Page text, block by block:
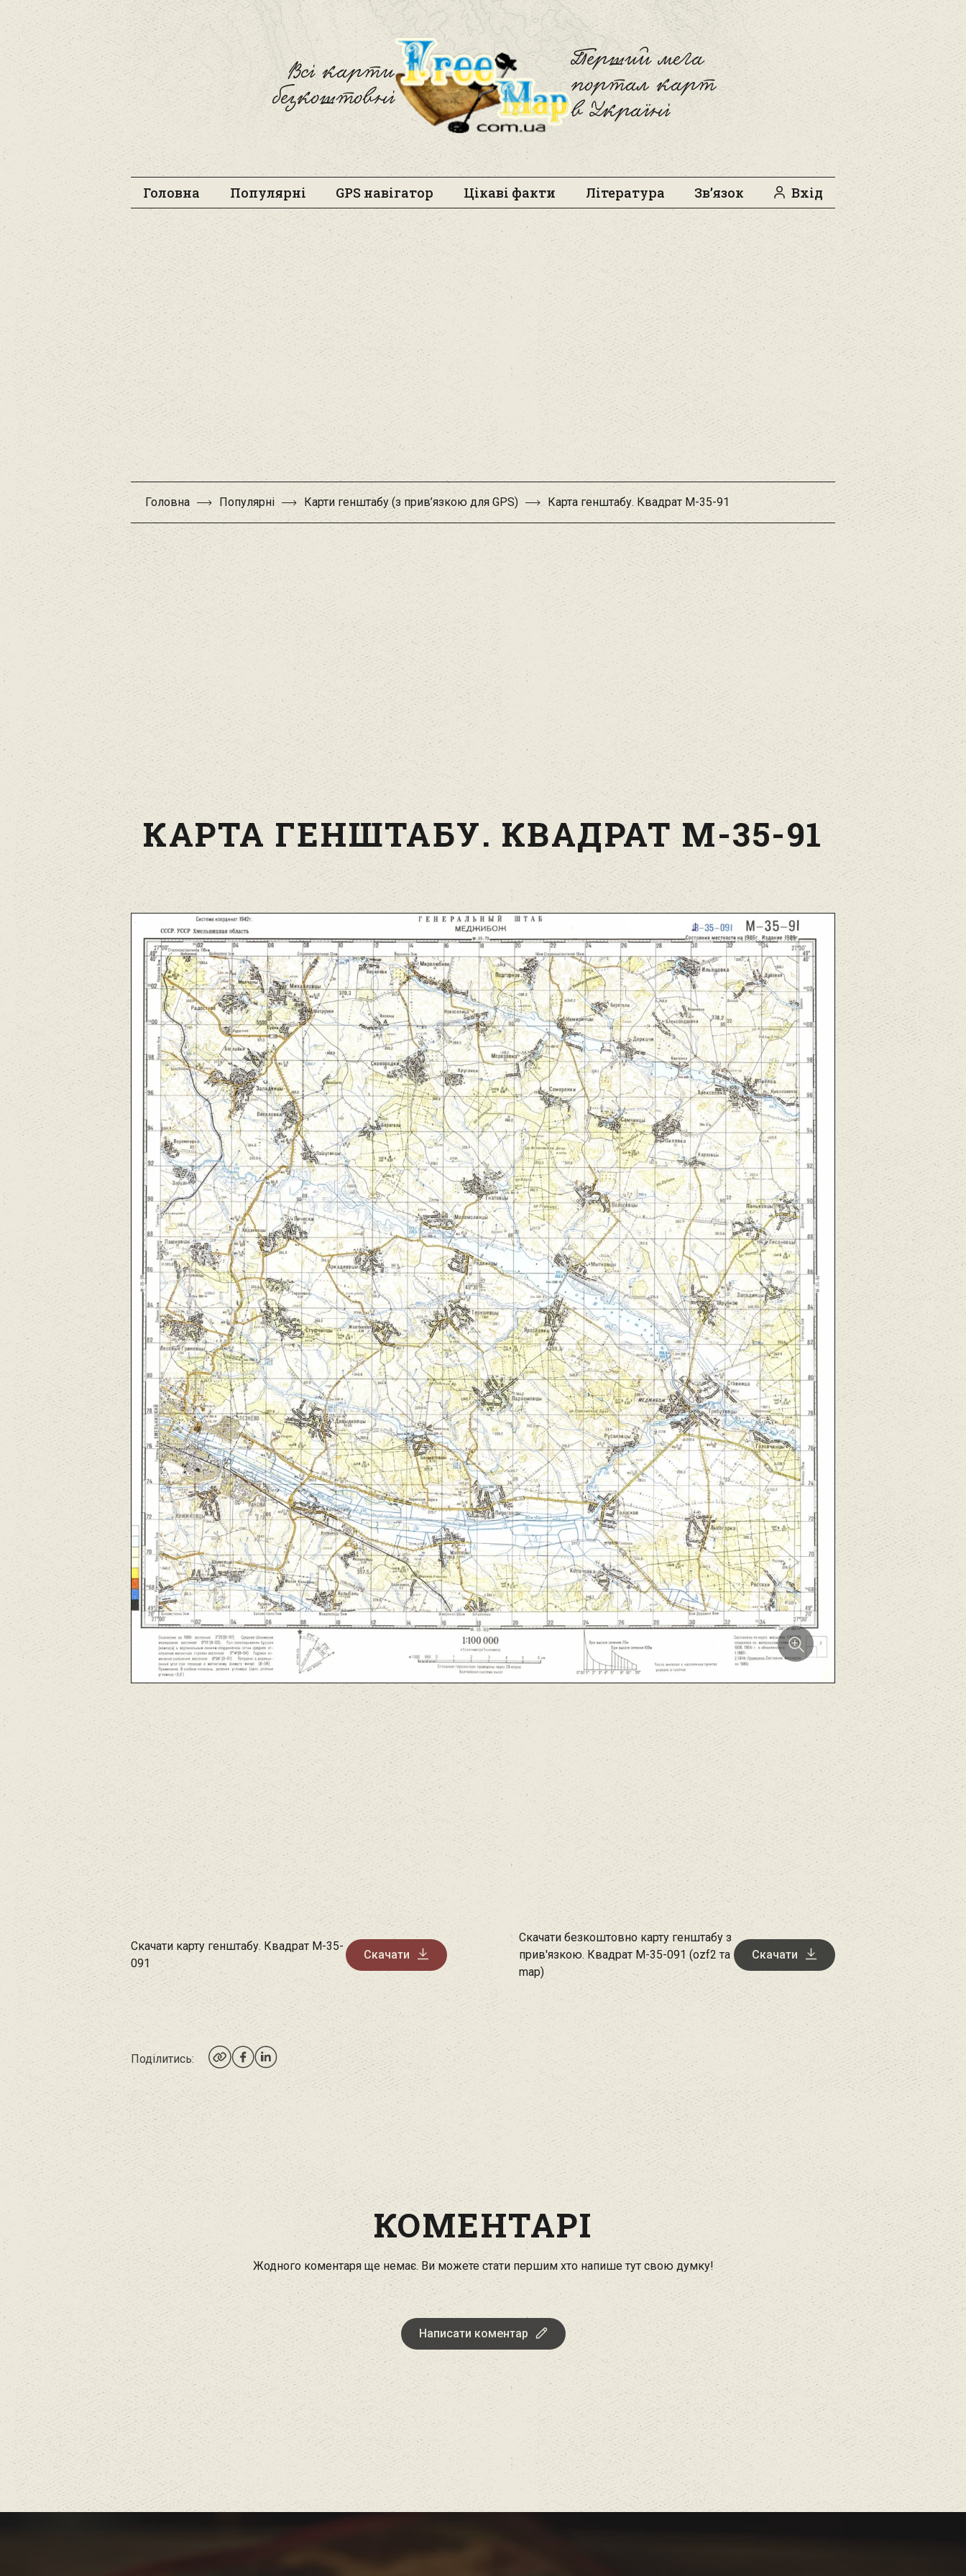
Всі карти
безкоштовні
Freemap
Перший мега
портал карт
в Україні
Головна Популярні GPS навігатор Цікаві факти Література Зв’язок Вхід
Головна Популярні Карти генштабу (з прив’язкою для GPS) Карта генштабу. Квадрат М-35-91
КАРТА ГЕНШТАБУ. КВАДРАТ М-35-91
Скачати карту генштабу. Квадрат М-35-
091
Скачати
Скачати безкоштовно карту генштабу з
прив'язкою. Квадрат М-35-091 (ozf2 та
map)
Скачати
Поділитись:
КОМЕНТАРІ
Жодного коментаря ще немає. Ви можете стати першим хто напише тут свою думку!
Написати коментар